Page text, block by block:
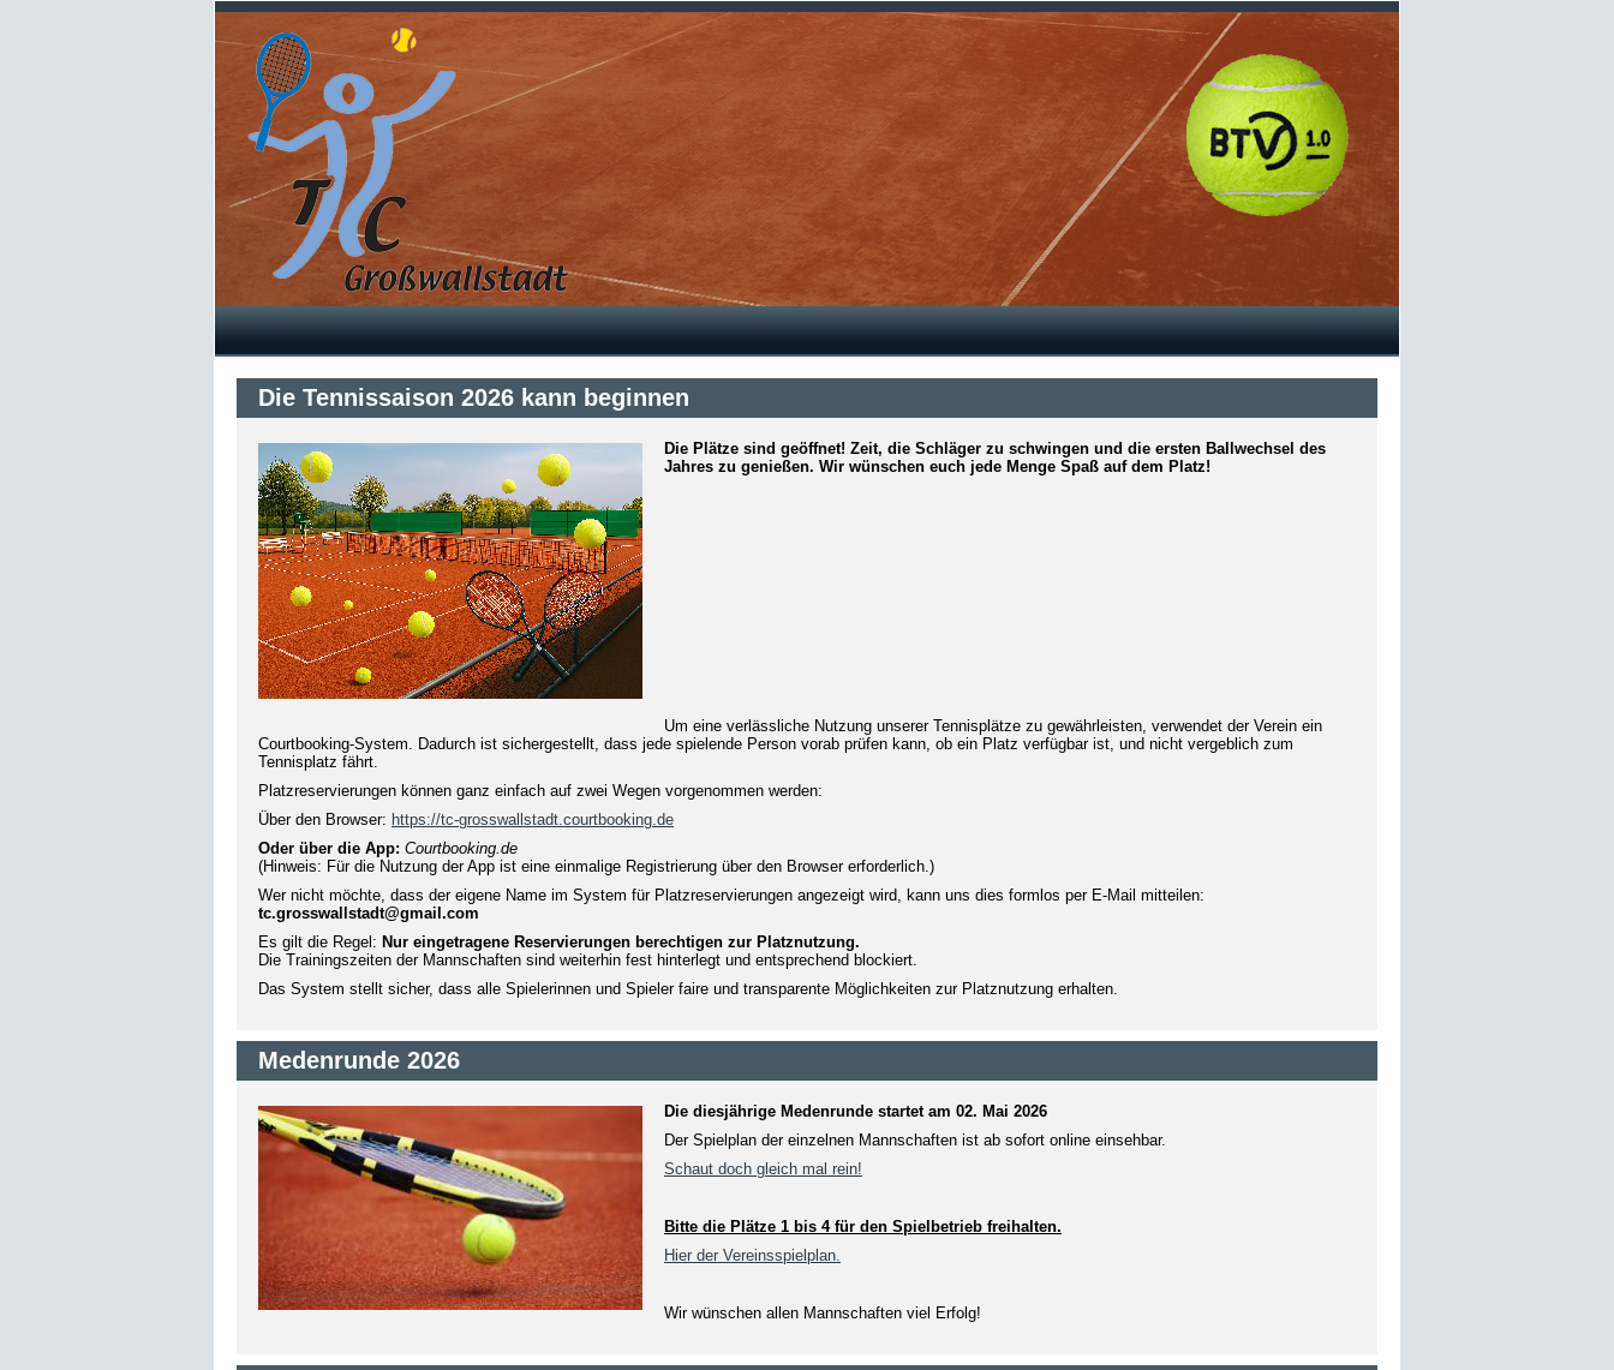
Die Tennissaison 2026 kann beginnen
Die Plätze sind geöffnet! Zeit, die Schläger zu schwingen und die ersten Ballwechsel des
Jahres zu genießen. Wir wünschen euch jede Menge Spaß auf dem Platz!
Um eine verlässliche Nutzung unserer Tennisplätze zu gewährleisten, verwendet der Verein ein
Courtbooking‑System. Dadurch ist sichergestellt, dass jede spielende Person vorab prüfen kann, ob ein Platz verfügbar ist, und nicht vergeblich zum
Tennisplatz fährt.
Platzreservierungen können ganz einfach auf zwei Wegen vorgenommen werden:
Über den Browser: https://tc-grosswallstadt.courtbooking.de
Oder über die App: Courtbooking.de
(Hinweis: Für die Nutzung der App ist eine einmalige Registrierung über den Browser erforderlich.)
Wer nicht möchte, dass der eigene Name im System für Platzreservierungen angezeigt wird, kann uns dies formlos per E‑Mail mitteilen:
tc.grosswallstadt@gmail.com
Es gilt die Regel: Nur eingetragene Reservierungen berechtigen zur Platznutzung.
Die Trainingszeiten der Mannschaften sind weiterhin fest hinterlegt und entsprechend blockiert.
Das System stellt sicher, dass alle Spielerinnen und Spieler faire und transparente Möglichkeiten zur Platznutzung erhalten.
Medenrunde 2026
Die diesjährige Medenrunde startet am 02. Mai 2026
Der Spielplan der einzelnen Mannschaften ist ab sofort online einsehbar.
Schaut doch gleich mal rein!
Bitte die Plätze 1 bis 4 für den Spielbetrieb freihalten.
Hier der Vereinsspielplan.
Wir wünschen allen Mannschaften viel Erfolg!